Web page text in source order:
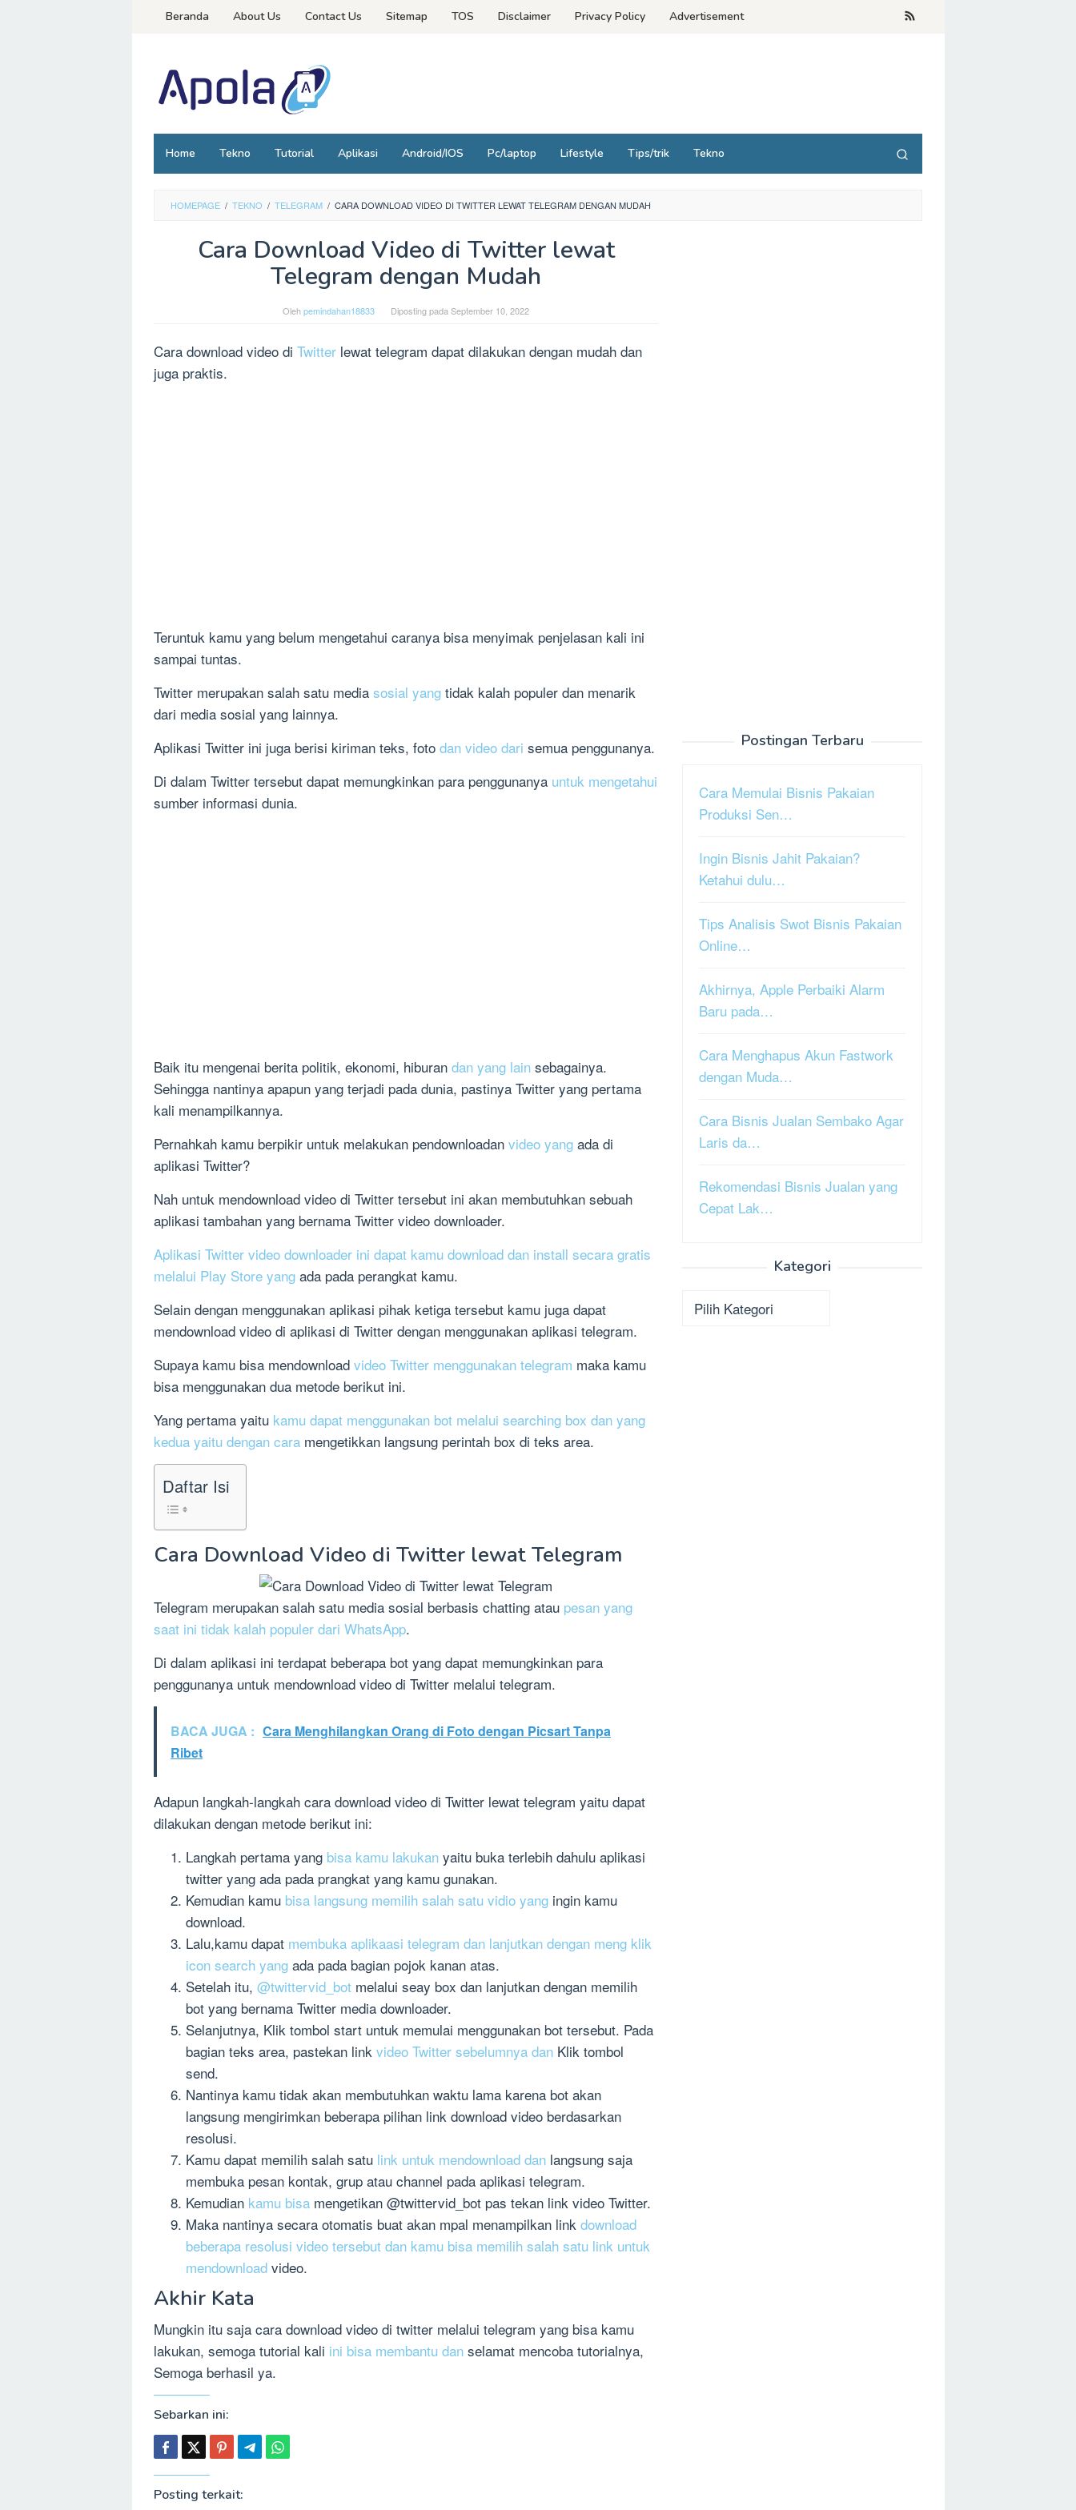
LoncatBeranda About Us Contact Us Sitemap TOS Disclaimer Privacy Policy Advertisement
Home Tekno Tutorial Aplikasi Android/IOS Pc/laptop Lifestyle Tips/trik Tekno
HOMEPAGE / TEKNO / TELEGRAM / CARA DOWNLOAD VIDEO DI TWITTER LEWAT TELEGRAM DENGAN MUDAH
Cara Download Video di Twitter lewat
Telegram dengan Mudah
Olehpemindahan18833 Diposting pada September 10, 2022
Cara download video di Twitter lewat telegram dapat dilakukan dengan mudah dan
juga praktis.
Teruntuk kamu yang belum mengetahui caranya bisa menyimak penjelasan kali ini
sampai tuntas.
Twitter merupakan salah satu media sosial yang tidak kalah populer dan menarik
dari media sosial yang lainnya.
Aplikasi Twitter ini juga berisi kiriman teks, foto dan video dari semua penggunanya.
Di dalam Twitter tersebut dapat memungkinkan para penggunanya untuk mengetahui
sumber informasi dunia.
Baik itu mengenai berita politik, ekonomi, hiburan dan yang lain sebagainya.
Sehingga nantinya apapun yang terjadi pada dunia, pastinya Twitter yang pertama
kali menampilkannya.
Pernahkah kamu berpikir untuk melakukan pendownloadan video yang ada di
aplikasi Twitter?
Nah untuk mendownload video di Twitter tersebut ini akan membutuhkan sebuah
aplikasi tambahan yang bernama Twitter video downloader.
Aplikasi Twitter video downloader ini dapat kamu download dan install secara gratis
melalui Play Store yang ada pada perangkat kamu.
Selain dengan menggunakan aplikasi pihak ketiga tersebut kamu juga dapat
mendownload video di aplikasi di Twitter dengan menggunakan aplikasi telegram.
Supaya kamu bisa mendownload video Twitter menggunakan telegram maka kamu
bisa menggunakan dua metode berikut ini.
Yang pertama yaitu kamu dapat menggunakan bot melalui searching box dan yang
kedua yaitu dengan cara mengetikkan langsung perintah box di teks area.
Daftar Isi
Cara Download Video di Twitter lewat Telegram
Telegram merupakan salah satu media sosial berbasis chatting atau pesan yang
saat ini tidak kalah populer dari WhatsApp.
Di dalam aplikasi ini terdapat beberapa bot yang dapat memungkinkan para
penggunanya untuk mendownload video di Twitter melalui telegram.
BACA JUGA : Cara Menghilangkan Orang di Foto dengan Picsart Tanpa
Ribet
Adapun langkah-langkah cara download video di Twitter lewat telegram yaitu dapat
dilakukan dengan metode berikut ini:
Langkah pertama yang bisa kamu lakukan yaitu buka terlebih dahulu aplikasi
twitter yang ada pada prangkat yang kamu gunakan.
Kemudian kamu bisa langsung memilih salah satu vidio yang ingin kamu
download.
Lalu,kamu dapat membuka aplikaasi telegram dan lanjutkan dengan meng klik
icon search yang ada pada bagian pojok kanan atas.
Setelah itu, @twittervid_bot melalui seay box dan lanjutkan dengan memilih
bot yang bernama Twitter media downloader.
Selanjutnya, Klik tombol start untuk memulai menggunakan bot tersebut. Pada
bagian teks area, pastekan link video Twitter sebelumnya dan Klik tombol
send.
Nantinya kamu tidak akan membutuhkan waktu lama karena bot akan
langsung mengirimkan beberapa pilihan link download video berdasarkan
resolusi.
Kamu dapat memilih salah satu link untuk mendownload dan langsung saja
membuka pesan kontak, grup atau channel pada aplikasi telegram.
Kemudian kamu bisa mengetikan @twittervid_bot pas tekan link video Twitter.
Maka nantinya secara otomatis buat akan mpal menampilkan link download
beberapa resolusi video tersebut dan kamu bisa memilih salah satu link untuk
mendownload video.
Akhir Kata
Mungkin itu saja cara download video di twitter melalui telegram yang bisa kamu
lakukan, semoga tutorial kali ini bisa membantu dan selamat mencoba tutorialnya,
Semoga berhasil ya.
Sebarkan ini:
Posting terkait:
Postingan Terbaru
Cara Memulai Bisnis Pakaian
Produksi Sen…
Ingin Bisnis Jahit Pakaian?
Ketahui dulu…
Tips Analisis Swot Bisnis Pakaian
Online…
Akhirnya, Apple Perbaiki Alarm
Baru pada…
Cara Menghapus Akun Fastwork
dengan Muda…
Cara Bisnis Jualan Sembako Agar
Laris da…
Rekomendasi Bisnis Jualan yang
Cepat Lak…
Kategori
Kategori